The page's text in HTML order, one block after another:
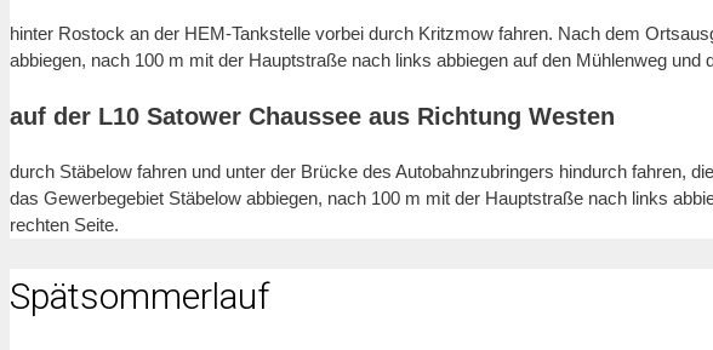
hinter Rostock an der HEM-Tankstelle vorbei durch Kritzmow fahren. Nach dem
abbiegen, nach 100 m mit der Hauptstraße nach links abbiegen auf den Mühlenweg
auf der L10 Satower Chaussee aus Richtung Westen
durch Stäbelow fahren und unter der Brücke des Autobahnzubringers hindurch fahren,
das Gewerbegebiet Stäbelow abbiegen, nach 100 m mit der Hauptstraße nach links
rechten Seite.
Spätsommerlauf